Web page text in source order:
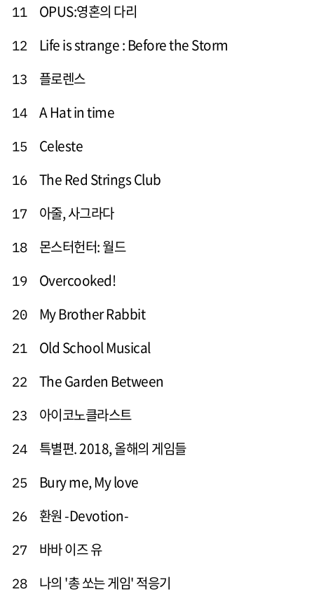
11 OPUS:영혼의 다리
12 Life is strange : Before the Storm
13 플로렌스
14 A Hat in time
15 Celeste
16 The Red Strings Club
17 아줄, 사그라다
18 몬스터헌터: 월드
19 Overcooked!
20 My Brother Rabbit
21 Old School Musical
22 The Garden Between
23 아이코노클라스트
24 특별편. 2018, 올해의 게임들
25 Bury me, My love
26 환원 -Devotion-
27 바바 이즈 유
28 나의 '총 쏘는 게임' 적응기